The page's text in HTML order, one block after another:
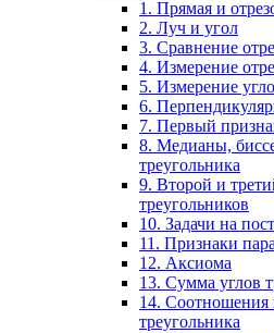
1. Прямая и
2. Луч и угол
3. Сравнение
4. Измерение
5. Измерение
6.
7. Первый
8. Медианы,
треугольника
9. Второй и
треугольников
10. Задачи на
11. Признаки
12. Аксиома
13. Сумма углов
14. Соотношения
треугольника